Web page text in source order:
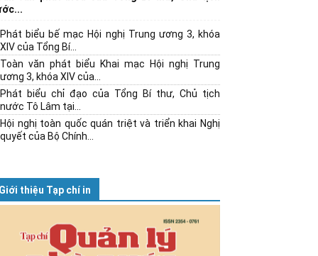
Phát biểu bế mạc Hội nghị Trung ương 3, khóa
XIV của Tổng Bí...
Toàn văn phát biểu Khai mạc Hội nghị Trung
ương 3, khóa XIV của...
Phát biểu chỉ đạo của Tổng Bí thư, Chủ tịch
nước Tô Lâm tại...
Hội nghị toàn quốc quán triệt và triển khai Nghị
quyết của Bộ Chính...
Giới thiệu Tạp chí in